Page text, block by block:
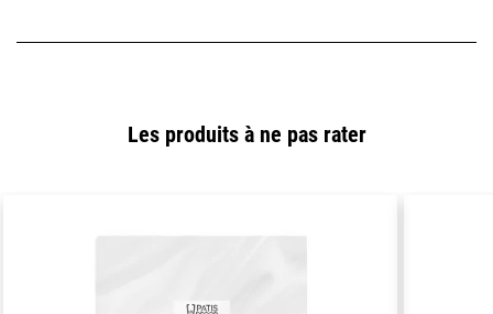
Les produits à ne pas rater